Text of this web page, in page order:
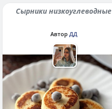
Сырники низкоуглеводные
Автор ДД